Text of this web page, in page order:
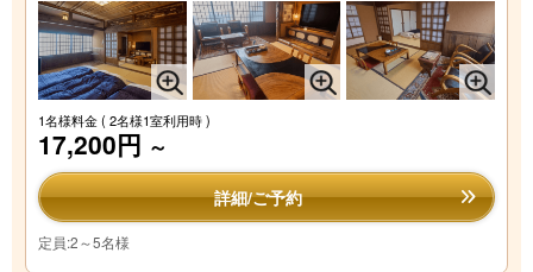
1名様料金( 2名様1室利用時 )
17,200円 ～
詳細/ご予約
定員:2～5名様